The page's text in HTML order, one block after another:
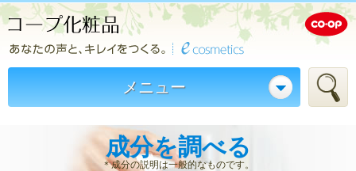
メニュー
成分を調べる
＊成分の説明は一般的なものです。